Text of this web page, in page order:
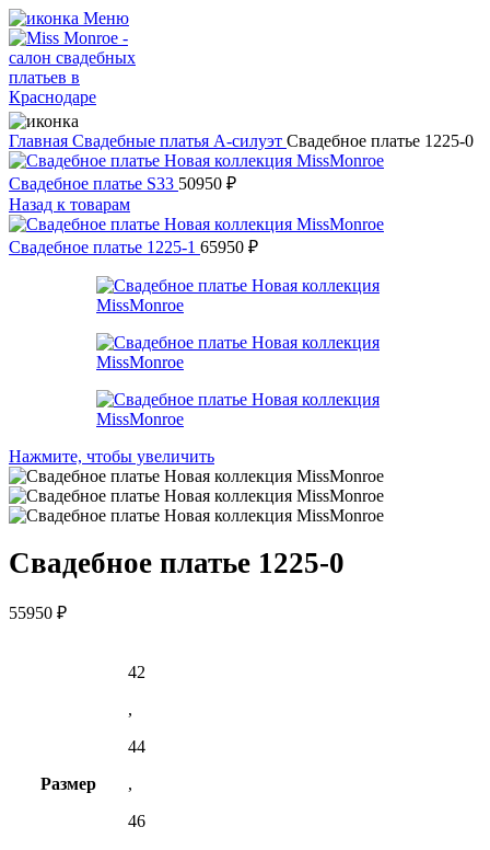
Меню
Главная Свадебные платья А-силуэт Свадебное платье 1225-0
Свадебное платье S33 50950 ₽
Назад к товарам
Свадебное платье 1225-1 65950 ₽
Нажмите, чтобы увеличить
Свадебное платье 1225-0
55950 ₽
Размер
42
,
44
,
46